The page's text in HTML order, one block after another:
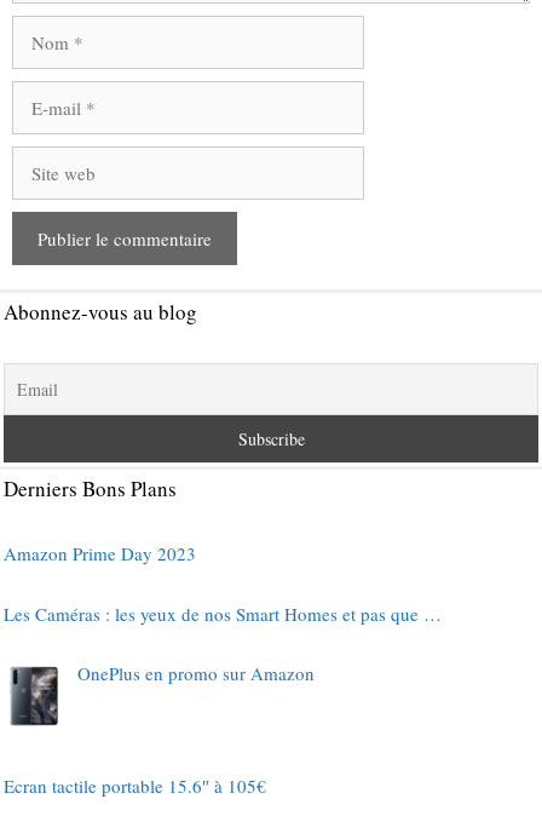
mail
web
Abonnez-vous au blog
Derniers Bons Plans
Amazon Prime Day 2023
Les Caméras : les yeux de nos Smart Homes et pas que …
OnePlus en promo sur Amazon
Ecran tactile portable 15.6″ à 105€